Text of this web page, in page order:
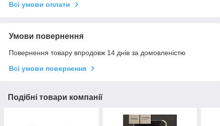
Всі умови оплати
Умови повернення
Повернення товару впродовж 14 днів за домовленістю
Всі умови повернення
Подібні товари компанії